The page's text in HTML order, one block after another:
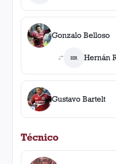
Gonzalo Belloso
HR Hernán
Gustavo Bartelt
Técnico